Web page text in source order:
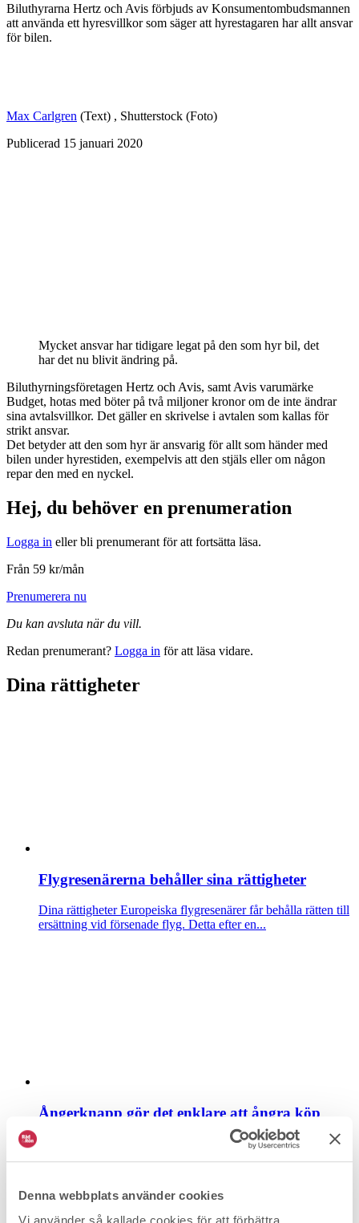
Denna webbplats använder cookies
Biluthyrarna Hertz och Avis förbjuds av Konsumentombudsmannen
att använda ett hyresvillkor som säger att hyrestagaren har allt ansvar
för bilen.
Max Carlgren (Text) , Shutterstock (Foto)
Publicerad 15 januari 2020
Mycket ansvar har tidigare legat på den som hyr bil, det
har det nu blivit ändring på.
Biluthyrningsföretagen Hertz och Avis, samt Avis varumärke
Budget, hotas med böter på två miljoner kronor om de inte ändrar
sina avtalsvillkor. Det gäller en skrivelse i avtalen som kallas för
strikt ansvar.
Det betyder att den som hyr är ansvarig för allt som händer med
bilen under hyrestiden, exempel­vis att den stjäls eller om någon
repar den med en nyckel.
Hej, du behöver en prenumeration
Logga in eller bli prenumerant för att fortsätta läsa.
Från 59 kr/mån
Prenumerera nu
Du kan avsluta när du vill.
Redan prenumerant? Logga in för att läsa vidare.
Dina rättigheter
Flygresenärerna behåller sina rättigheter
Dina rättigheterEuropeiska flygresenärer får behålla rätten till
ersättning vid försenade flyg. Detta efter en...
Ångerknapp gör det enklare att ångra köp
Nu ska det bli lättare att ångra köp på nätet.